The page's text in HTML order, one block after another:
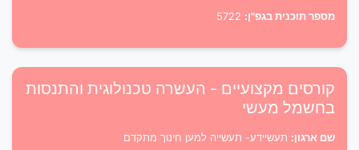
מספר תוכנית בגפ"ן:
קורסים מקצועיים - העשרה טכנולוגית והתנסות
בחשמל מעשי
שם ארגון: תעשיידע- תעשייה למען חינוך מתקדם